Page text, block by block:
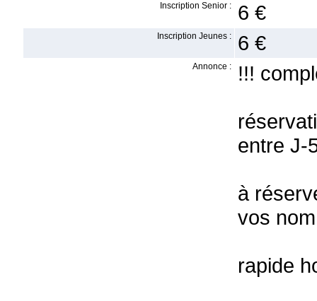
Inscription Senior : 6 €
Inscription Jeunes : 6 €
Annonce : !!!
entre J-
à
vos
rapide